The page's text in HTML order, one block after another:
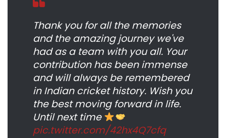
Thank you for all the memories
and the amazing journey we've
had as a team with you all. Your
contribution has been immense
and will always be remembered
in Indian cricket history. Wish you
the best moving forward in life.
Until next time
pic.twitter.com/42hx4Q7cfq